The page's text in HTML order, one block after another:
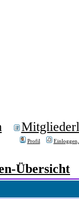
Profil
Übersicht